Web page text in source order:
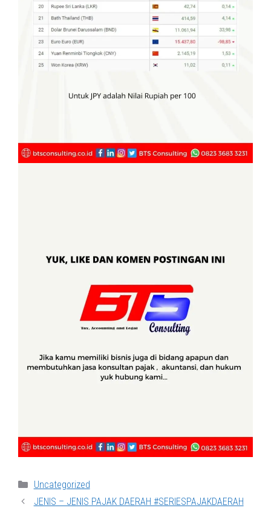
Categories
Uncategorized
JENIS – JENIS PAJAK DAERAH #SERIESPAJAKDAERAH